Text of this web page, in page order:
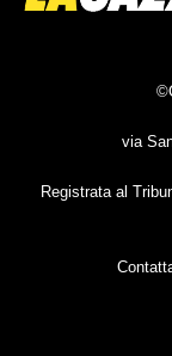
via
Registrata al